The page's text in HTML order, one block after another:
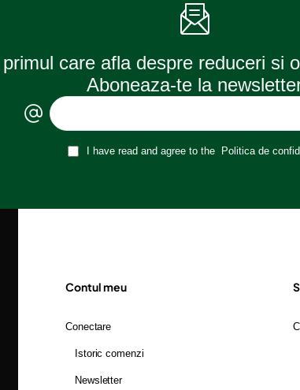
primul care afla despre reduceri si
Aboneaza-te la
I have read and agree to the Politica de
Contul meu
Conectare
Istoric comenzi
Newsletter